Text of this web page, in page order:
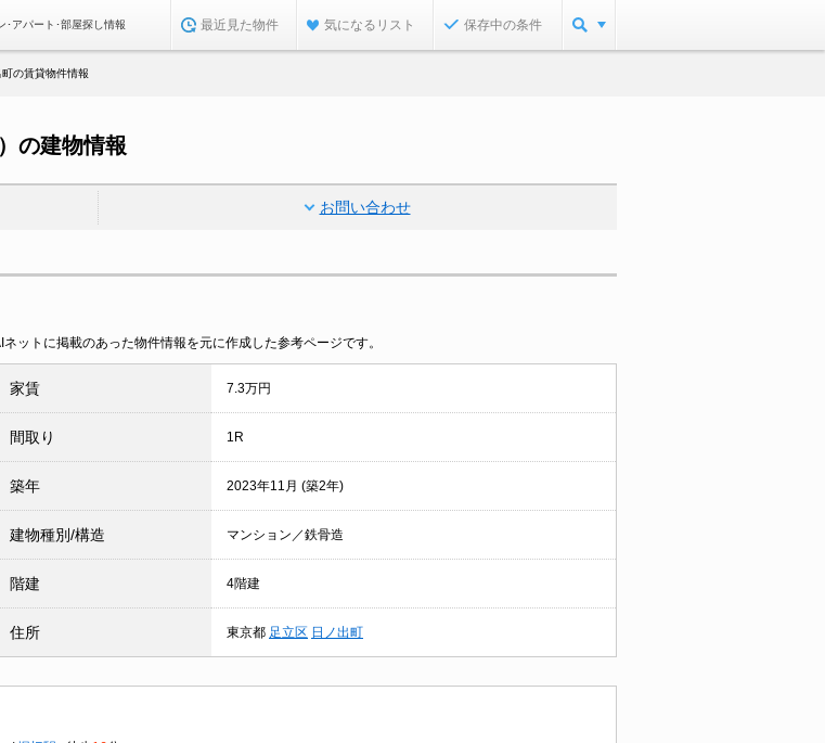
アパート･部屋探し情報 最近見た物件 気になるリスト 保存中の条件
の賃貸物件情報
の建物情報
お問い合わせ
ットに掲載のあった物件情報を元に作成した参考ページです。
家賃 7.3万円
間取り 1R
築年 2023年11月 (築2年)
建物種別/構造 マンション／鉄骨造
階建 4階建
住所 東京都 足立区 日ノ出町